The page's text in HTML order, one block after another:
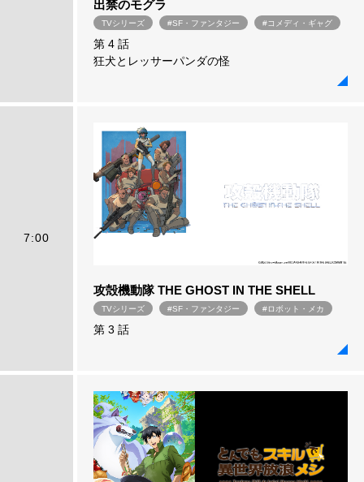
出禁のモグラ
TVシリーズ #SF・ファンタジー #コメディ・ギャグ
第 4 話
狂犬とレッサーパンダの怪
7:00
攻殻機動隊 THE GHOST IN THE SHELL
TVシリーズ #SF・ファンタジー #ロボット・メカ
第 3 話